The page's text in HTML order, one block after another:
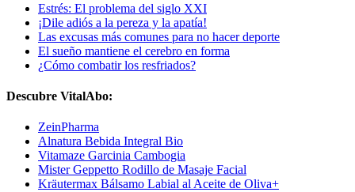
Estrés: El problema del siglo XXI
¡Dile adiós a la pereza y la apatía!
Las excusas más comunes para no hacer deporte
El sueño mantiene el cerebro en forma
¿Cómo combatir los resfriados?
Descubre VitalAbo:
ZeinPharma
Alnatura Bebida Integral Bio
Vitamaze Garcinia Cambogia
Mister Geppetto Rodillo de Masaje Facial
Kräutermax Bálsamo Labial al Aceite de Oliva+